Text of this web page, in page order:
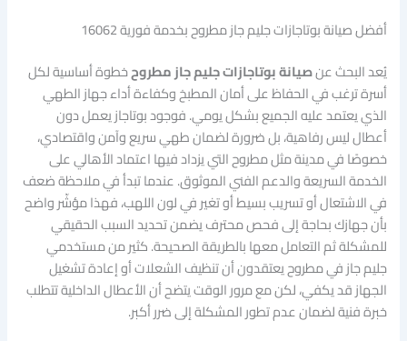
أفضل صيانة بوتاجازات جليم جاز مطروح بخدمة فورية 16062
يُعد البحث عنصيانة بوتاجازات جليم جاز مطروحخطوة أساسية لكل
أسرة ترغب في الحفاظ على أمان المطبخ وكفاءة أداء جهاز الطهي
الذي يعتمد عليه الجميع بشكل يومي. فوجود بوتاجاز يعمل دون
أعطال ليس رفاهية، بل ضرورة لضمان طهي سريع وآمن واقتصادي،
خصوصًا في مدينة مثل مطروح التي يزداد فيها اعتماد الأهالي على
الخدمة السريعة والدعم الفني الموثوق. عندما تبدأ في ملاحظة ضعف
في الاشتعال أو تسريب بسيط أو تغير في لون اللهب، فهذا مؤشّر واضح
بأن جهازك بحاجة إلى فحص محترف يضمن تحديد السبب الحقيقي
للمشكلة ثم التعامل معها بالطريقة الصحيحة. كثير من مستخدمي
جليم جاز في مطروح يعتقدون أن تنظيف الشعلات أو إعادة تشغيل
الجهاز قد يكفي، لكن مع مرور الوقت يتضح أن الأعطال الداخلية تتطلب
خبرة فنية لضمان عدم تطور المشكلة إلى ضرر أكبر.